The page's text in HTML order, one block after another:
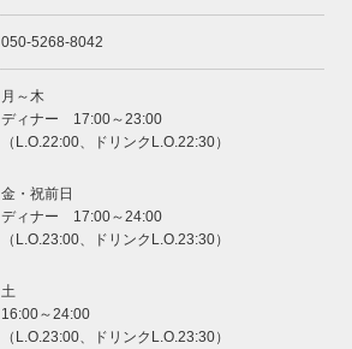
050-5268-8042
月～木
ディナー 17:00～23:00
（L.O.22:00、ドリンクL.O.22:30）
金・祝前日
ディナー 17:00～24:00
（L.O.23:00、ドリンクL.O.23:30）
土
16:00～24:00
（L.O.23:00、ドリンクL.O.23:30）